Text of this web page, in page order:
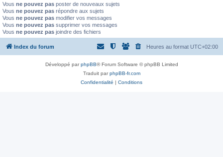
Vous ne pouvez pas poster de nouveaux sujets
Vous ne pouvez pas répondre aux sujets
Vous ne pouvez pas modifier vos messages
Vous ne pouvez pas supprimer vos messages
Vous ne pouvez pas joindre des fichiers
Index du forum Heures au format UTC+02:00
Développé parphpBB® Forum Software © phpBB Limited
Traduit parphpBB-fr.com
Confidentialité | Conditions